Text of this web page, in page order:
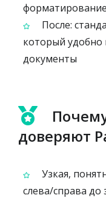
После:
который удобно
документы
доверяют
Узкая,
слева/справа